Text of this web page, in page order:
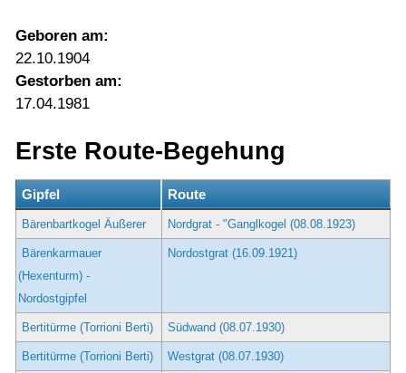
Geboren am:
22.10.1904
Gestorben am:
17.04.1981
Erste Route-Begehung
Gipfel Route
Bärenbartkogel Äußerer Nordgrat - "Ganglkogel (08.08.1923)
Bärenkarmauer
(Hexenturm) -
Nordostgipfel
Nordostgrat (16.09.1921)
Bertitürme (Torrioni Berti) Südwand (08.07.1930)
Bertitürme (Torrioni Berti) Westgrat (08.07.1930)